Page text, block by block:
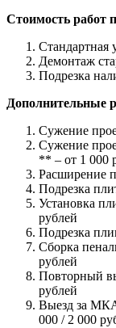
Стоимость работ
Стандартная
Демонтаж
Подрезка
Дополнительные
Сужение
Сужение
** – от 1 000
Расширение
Подрезка
Установка
рублей
Подрезка
Сборка
рублей
Повторный
рублей
Выезд за
000 / 2 000